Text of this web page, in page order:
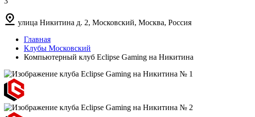
улица Никитина д. 2, Московский, Москва, Россия
Главная
Клубы Московский
Компьютерный клуб Eclipse Gaming на Никитина